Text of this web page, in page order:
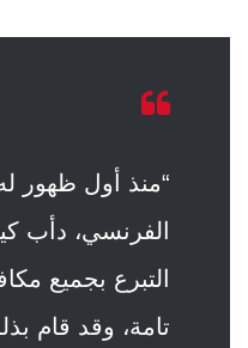
“منذ أول ظهور
الفرنسي، دأب
التبرع بجميع
تامة، وقد قام